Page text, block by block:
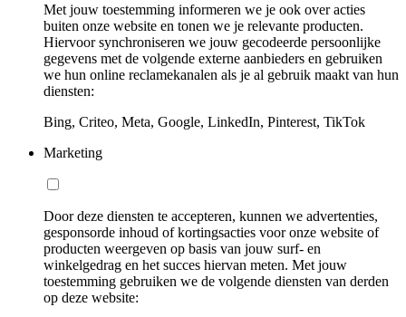
Met jouw toestemming informeren we je ook over acties
buiten onze website en tonen we je relevante producten.
Hiervoor synchroniseren we jouw gecodeerde persoonlijke
gegevens met de volgende externe aanbieders en gebruiken
we hun online reclamekanalen als je al gebruik maakt van hun
diensten:
Bing, Criteo, Meta, Google, LinkedIn, Pinterest, TikTok
Marketing
Door deze diensten te accepteren, kunnen we advertenties,
gesponsorde inhoud of kortingsacties voor onze website of
producten weergeven op basis van jouw surf- en
winkelgedrag en het succes hiervan meten. Met jouw
toestemming gebruiken we de volgende diensten van derden
op deze website: